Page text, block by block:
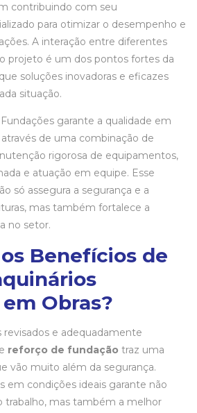
contribuindo com seu
para otimizar o desempenho e
A interação entre diferentes
projeto é um dos pontos fortes da
soluções inovadoras e eficazes
situação.
garante a qualidade em
de uma combinação de
rigorosa de equipamentos,
e atuação em equipe. Esse
só assegura a segurança e a
mas também fortalece a
no setor.
Benefícios de
Obras?
revisados e adequadamente
reforço de fundação traz uma
vão muito além da segurança.
em condições ideais garante não
trabalho, mas também a melhor